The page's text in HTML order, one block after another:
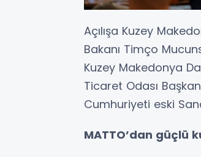
Açılışa Kuzey
Bakanı Timço
Kuzey Makedonya
Ticaret Odası
Cumhuriyeti eski
MATTO’dan güçlü